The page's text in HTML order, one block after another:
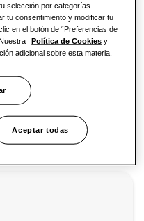
AR70H12CAAWXEU
producto
selección por categorías
tu consentimiento y modificar tu
en el botón de “Preferencias de
Política de Cookies y
adicional sobre esta materia.
Aceptar todas